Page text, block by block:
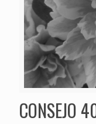
CONSEJO